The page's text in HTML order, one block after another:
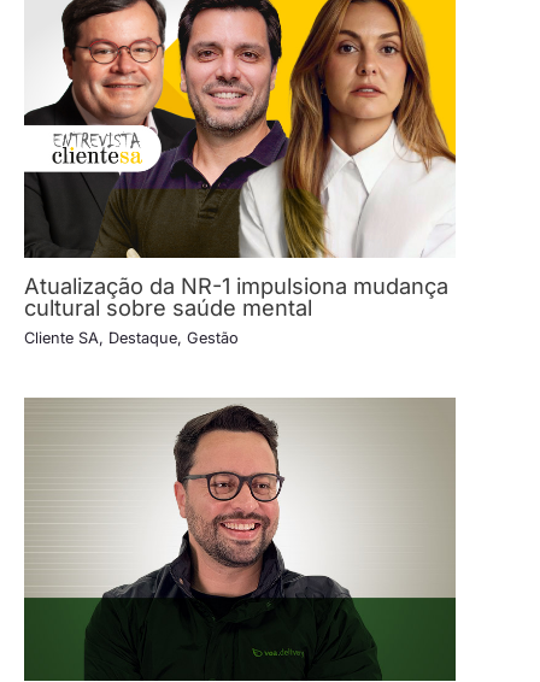
Atualização da NR-1 impulsiona mudança
cultural sobre saúde mental
Cliente SA, Destaque, Gestão